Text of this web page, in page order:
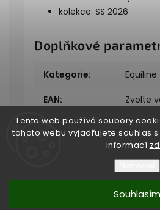
Tento web používá soubory
tohoto webu vyjadřujete souhlas
informací
Souhlasím
kolekce: SS 2026
Doplňkové
Kategorie: Equiline
EAN: Zvolte
Copyright 2026Bukefalos.
Shoptet| Design